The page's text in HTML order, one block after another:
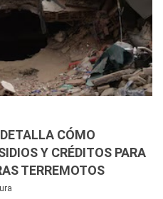
CÓMO
Y CRÉDITOS PARA
TERREMOTOS